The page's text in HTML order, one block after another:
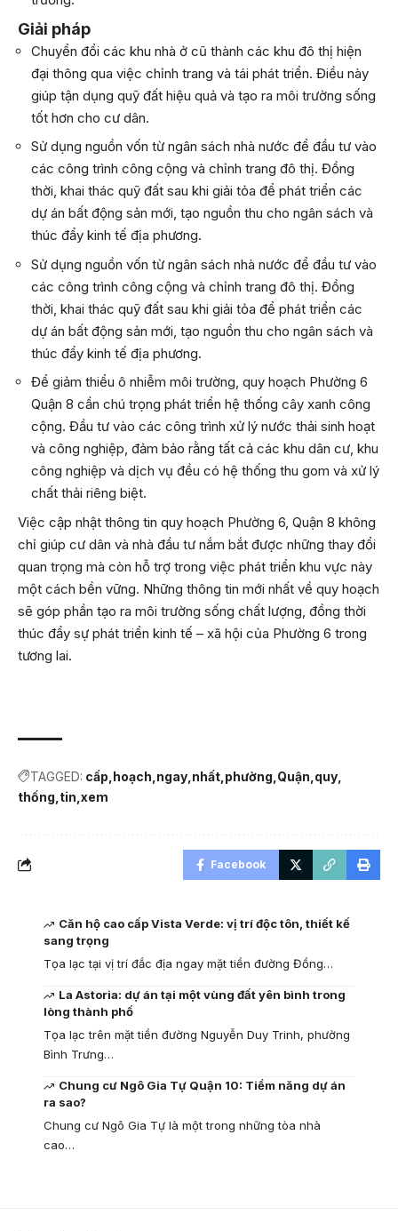
Giải pháp
Chuyển đổi các khu nhà ở cũ thành các khu đô thị hiện
đại thông qua việc chỉnh trang và tái phát triển. Điều này
giúp tận dụng quỹ đất hiệu quả và tạo ra môi trường sống
tốt hơn cho cư dân.
Sử dụng nguồn vốn từ ngân sách nhà nước để đầu tư vào
các công trình công cộng và chỉnh trang đô thị. Đồng
thời, khai thác quỹ đất sau khi giải tỏa để phát triển các
dự án bất động sản mới, tạo nguồn thu cho ngân sách và
thúc đẩy kinh tế địa phương.
Sử dụng nguồn vốn từ ngân sách nhà nước để đầu tư vào
các công trình công cộng và chỉnh trang đô thị. Đồng
thời, khai thác quỹ đất sau khi giải tỏa để phát triển các
dự án bất động sản mới, tạo nguồn thu cho ngân sách và
thúc đẩy kinh tế địa phương.
Để giảm thiểu ô nhiễm môi trường, quy hoạch Phường 6
Quận 8 cần chú trọng phát triển hệ thống cây xanh công
cộng. Đầu tư vào các công trình xử lý nước thải sinh hoạt
và công nghiệp, đảm bảo rằng tất cả các khu dân cư, khu
công nghiệp và dịch vụ đều có hệ thống thu gom và xử lý
chất thải riêng biệt.
Việc cập nhật thông tin quy hoạch Phường 6, Quận 8 không
chỉ giúp cư dân và nhà đầu tư nắm bắt được những thay đổi
quan trọng mà còn hỗ trợ trong việc phát triển khu vực này
một cách bền vững. Những thông tin mới nhất về quy hoạch
sẽ góp phần tạo ra môi trường sống chất lượng, đồng thời
thúc đẩy sự phát triển kinh tế – xã hội của Phường 6 trong
tương lai.
TAGGED: cấp hoạch ngay nhất phường Quận quy
thống tin xem
Facebook
Căn hộ cao cấp Vista Verde: vị trí độc tôn, thiết kế
sang trọng
Tọa lạc tại vị trí đắc địa ngay mặt tiền đường Đồng…
La Astoria: dự án tại một vùng đất yên bình trong
lòng thành phố
Tọa lạc trên mặt tiền đường Nguyễn Duy Trinh, phường
Bình Trưng…
Chung cư Ngô Gia Tự Quận 10: Tiềm năng dự án
ra sao?
Chung cư Ngô Gia Tự là một trong những tòa nhà
cao…